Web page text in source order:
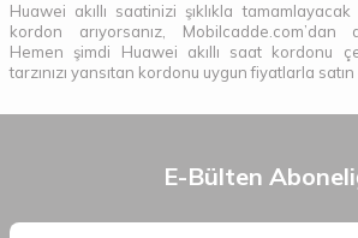
Huawei akıllı saatinizi şıklıkla
kordon arıyorsanız, Mobilcadde.com’dan
Hemen şimdi Huawei akıllı saat kordonu
tarzınızı yansıtan kordonu uygun fiyatlarla satın
E-Bülten